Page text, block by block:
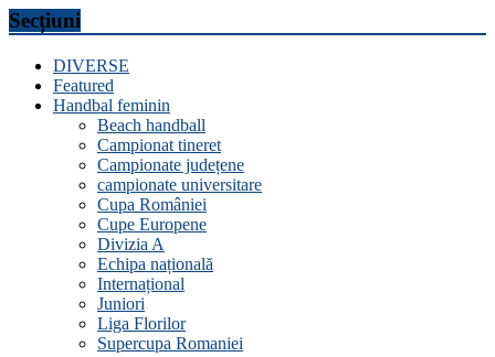
Secțiuni
DIVERSE
Featured
Handbal feminin
Beach handball
Campionat tineret
Campionate județene
campionate universitare
Cupa României
Cupe Europene
Divizia A
Echipa națională
Internațional
Juniori
Liga Florilor
Supercupa Romaniei